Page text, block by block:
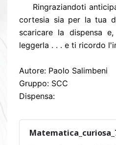
Ringraziandoti
cortesia sia per la tua
scaricare la dispensa
leggerla . . . e ti ricordo
Autore: Paolo Salimbeni
Gruppo: SCC
Dispensa: